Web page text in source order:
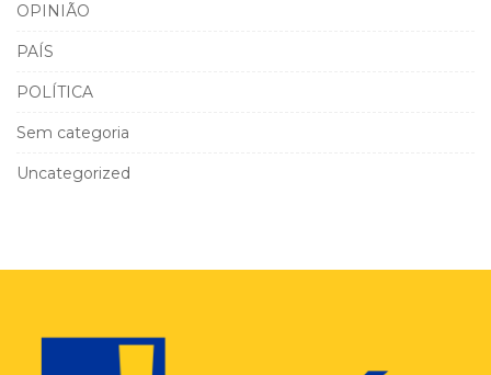
OPINIÃO
PAÍS
POLÍTICA
Sem categoria
Uncategorized